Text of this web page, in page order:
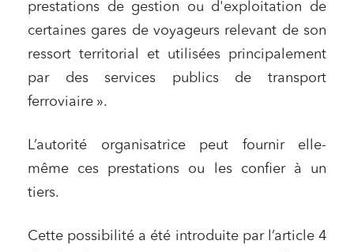
prestations de gestion ou d'exploitation de
certaines gares de voyageurs relevant de son
ressort territorial et utilisées principalement
par des services publics de transport
ferroviaire ».
L’autorité organisatrice peut fournir elle-
même ces prestations ou les confier à un
tiers.
Cette possibilité a été introduite par l’article 4